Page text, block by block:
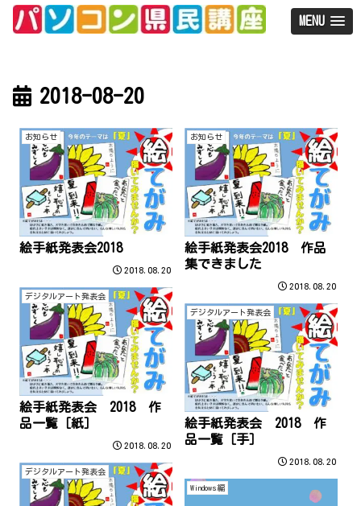
MENU
2018-08-20
お知らせ
絵手紙発表会2018
2018.08.20
お知らせ
絵手紙発表会2018 作品
集できました
2018.08.20
デジタルアート発表会
絵手紙発表会 2018 作
品一覧［紙］
2018.08.20
デジタルアート発表会
絵手紙発表会 2018 作
品一覧［手］
2018.08.20
デジタルアート発表会
Windows編